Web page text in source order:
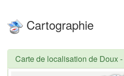
Cartographie
Carte de localisation de Doux-